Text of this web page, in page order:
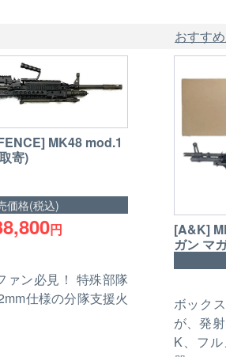
おすす
MK48 mod.1
寄)
価格(税込)
円
ァン必見！ 特殊部隊
仕様の分隊支援火
[A&K]
ガン マ
ボック
が、発
K、フ